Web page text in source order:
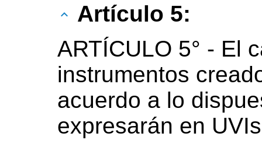
Artículo 5:
ARTÍCULO 5° - El
instrumentos
acuerdo a lo
expresarán en